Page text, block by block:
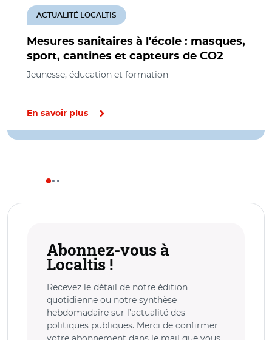
Mesures sanitaires à l'école : masques,
sport, cantines et capteurs de CO2
ACTUALITÉ LOCALTIS
Jeunesse, éducation et formation
En savoir plus
Abonnez-vous à
Localtis !
Recevez le détail de notre édition
quotidienne ou notre synthèse
hebdomadaire sur l’actualité des
politiques publiques. Merci de confirmer